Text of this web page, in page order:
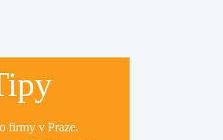
firmy v Praze.